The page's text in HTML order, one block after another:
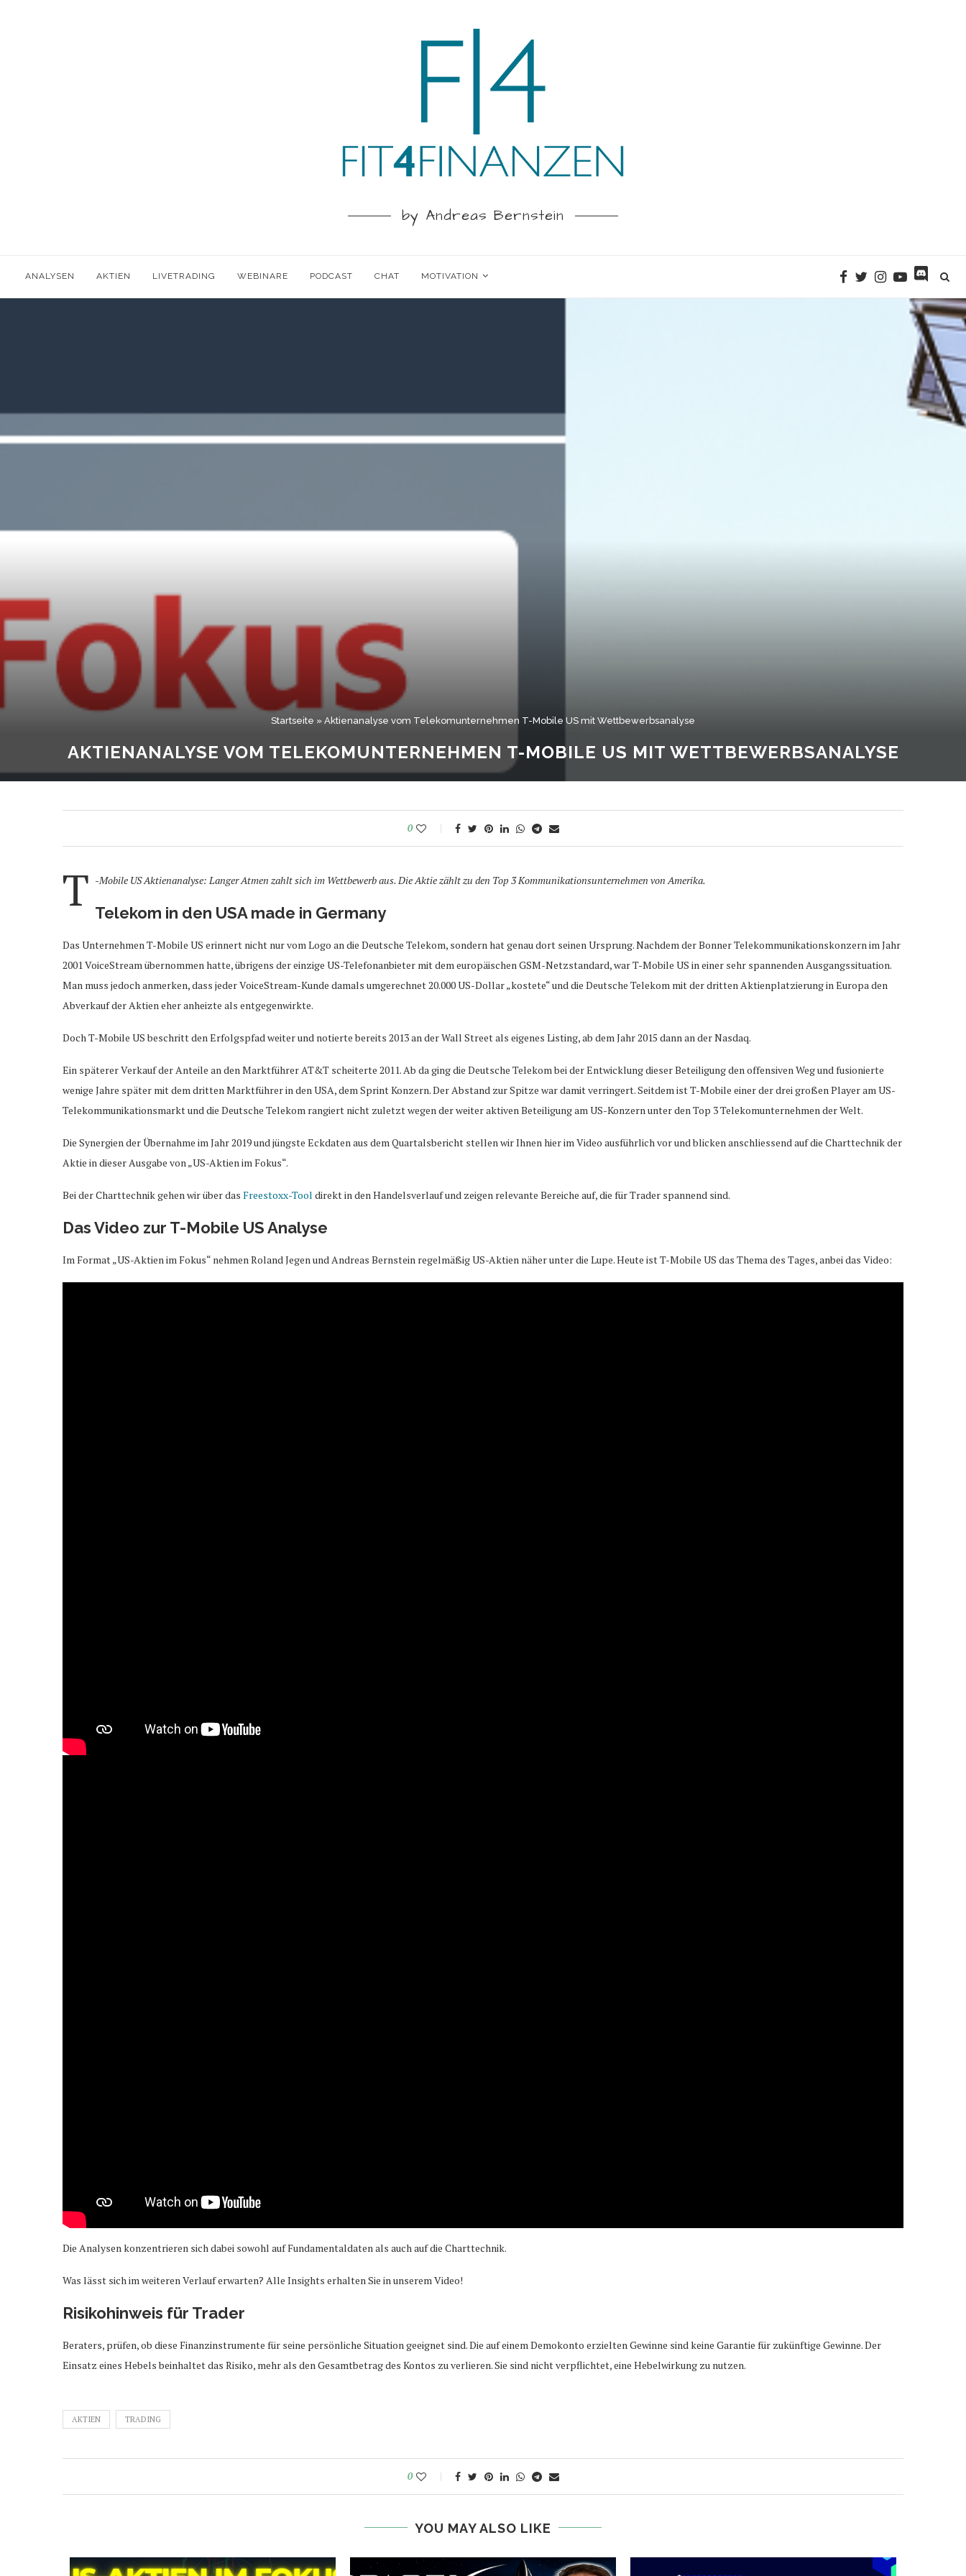
by Andreas Bernstein
ANALYSEN AKTIEN LIVETRADING WEBINARE PODCAST CHAT MOTIVATION
Startseite » Aktienanalyse vom Telekomunternehmen T-Mobile US mit Wettbewerbsanalyse
AKTIENANALYSE VOM TELEKOMUNTERNEHMEN T-MOBILE US MIT WETTBEWERBSANALYSE
0
T -Mobile US Aktienanalyse: Langer Atmen zahlt sich im Wettbewerb aus. Die Aktie zählt zu den Top 3 Kommunikationsunternehmen von Amerika.
Telekom in den USA made in Germany
Das Unternehmen T-Mobile US erinnert nicht nur vom Logo an die Deutsche Telekom, sondern hat genau dort seinen Ursprung. Nachdem der Bonner Telekommunikationskonzern im Jahr
2001 VoiceStream übernommen hatte, übrigens der einzige US-Telefonanbieter mit dem europäischen GSM-Netzstandard, war T-Mobile US in einer sehr spannenden Ausgangssituation.
Man muss jedoch anmerken, dass jeder VoiceStream-Kunde damals umgerechnet 20.000 US-Dollar „kostete“ und die Deutsche Telekom mit der dritten Aktienplatzierung in Europa den
Abverkauf der Aktien eher anheizte als entgegenwirkte.
Doch T-Mobile US beschritt den Erfolgspfad weiter und notierte bereits 2013 an der Wall Street als eigenes Listing, ab dem Jahr 2015 dann an der Nasdaq.
Ein späterer Verkauf der Anteile an den Marktführer AT&T scheiterte 2011. Ab da ging die Deutsche Telekom bei der Entwicklung dieser Beteiligung den offensiven Weg und fusionierte
wenige Jahre später mit dem dritten Marktführer in den USA, dem Sprint Konzern. Der Abstand zur Spitze war damit verringert. Seitdem ist T-Mobile einer der drei großen Player am US-
Telekommunikationsmarkt und die Deutsche Telekom rangiert nicht zuletzt wegen der weiter aktiven Beteiligung am US-Konzern unter den Top 3 Telekomunternehmen der Welt.
Die Synergien der Übernahme im Jahr 2019 und jüngste Eckdaten aus dem Quartalsbericht stellen wir Ihnen hier im Video ausführlich vor und blicken anschliessend auf die Charttechnik der
Aktie in dieser Ausgabe von „US-Aktien im Fokus“.
Bei der Charttechnik gehen wir über das Freestoxx-Tool direkt in den Handelsverlauf und zeigen relevante Bereiche auf, die für Trader spannend sind.
Das Video zur T-Mobile US Analyse
Im Format „US-Aktien im Fokus“ nehmen Roland Jegen und Andreas Bernstein regelmäßig US-Aktien näher unter die Lupe. Heute ist T-Mobile US das Thema des Tages, anbei das Video:
Die Analysen konzentrieren sich dabei sowohl auf Fundamentaldaten als auch auf die Charttechnik.
Was lässt sich im weiteren Verlauf erwarten? Alle Insights erhalten Sie in unserem Video!
Risikohinweis für Trader
Beraters, prüfen, ob diese Finanzinstrumente für seine persönliche Situation geeignet sind. Die auf einem Demokonto erzielten Gewinne sind keine Garantie für zukünftige Gewinne. Der
Einsatz eines Hebels beinhaltet das Risiko, mehr als den Gesamtbetrag des Kontos zu verlieren. Sie sind nicht verpflichtet, eine Hebelwirkung zu nutzen.
AKTIEN TRADING
0
YOU MAY ALSO LIKE